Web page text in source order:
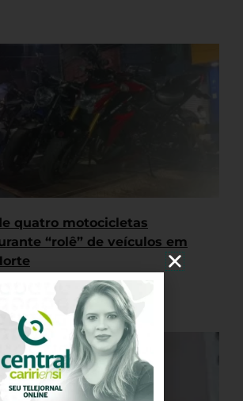
quatro motocicletas
“rolê” de veículos em
Nenhum comentário